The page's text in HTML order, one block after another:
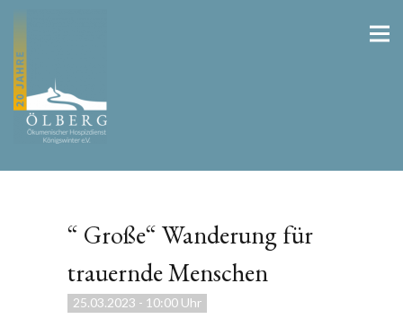
“ Große“ Wanderung für
trauernde Menschen
25.03.2023 - 10:00 Uhr